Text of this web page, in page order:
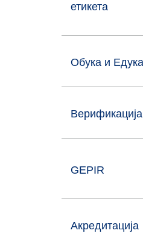
етикета
Обука и
Верификација
GEPIR
Акредитација